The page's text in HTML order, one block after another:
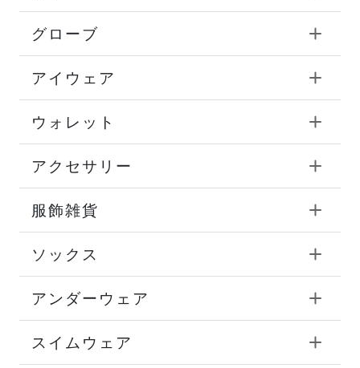
グローブ
アイウェア
ウォレット
アクセサリー
服飾雑貨
ソックス
アンダーウェア
スイムウェア